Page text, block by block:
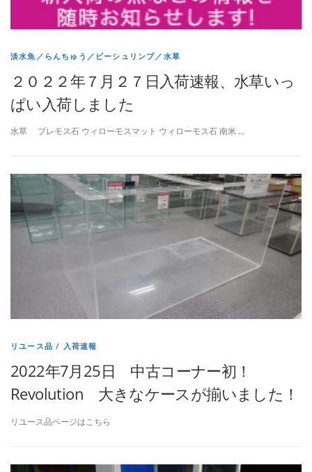
淡水魚／らんちゅう／ビーシュリンプ／水草
２０２２年７月２７日入荷速報、水草いっ
ぱい入荷しました
水草 プレモス石 ウィローモスマット ウィローモス石 南米 …
リユース品 / 入荷速報
2022年7月25日 中古コーナー初！
Revolution 大きなケースが揃いました！
リユース品ページはこちら